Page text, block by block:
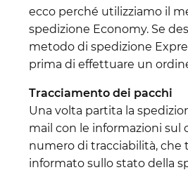
ecco perché utilizziamo il
spedizione Economy. Se
metodo di spedizione
prima di effettuare un
Tracciamento dei pacchi
Una volta partita la
mail con le informazioni sul
numero di tracciabilità, che
informato sullo stato della